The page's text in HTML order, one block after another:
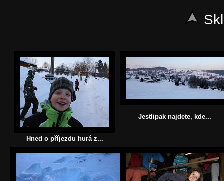
Hned o příjezdu hurá z...
Jestlipak najdete, kde...